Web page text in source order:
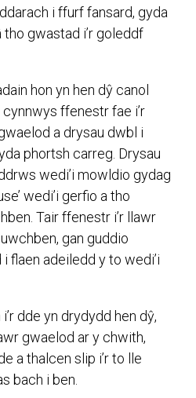
i ffurf fansard, gyda
gwastad i’r goleddf
hon yn hen dŷ canol
cynnwys ffenestr fae i’r
a drysau dwbl i
phortsh carreg. Drysau
wedi’i mowldio gydag
wedi’i gerfio a tho
Tair ffenestr i’r llawr
gan guddio
flaen adeiledd y to wedi’i
dde yn drydydd hen dŷ,
gwaelod ar y chwith,
a thalcen slip i’r to lle
bach i ben.